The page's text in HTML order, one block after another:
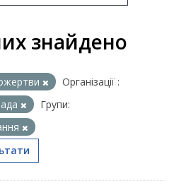
знайдено
Організації :
Групи: